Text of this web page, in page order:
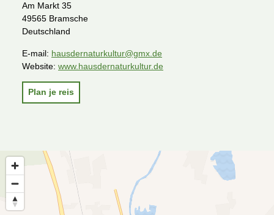
Am Markt 35
49565 Bramsche
Deutschland
E-mail: hausdernaturkultur@gmx.de
Website: www.hausdernaturkultur.de
Plan je reis